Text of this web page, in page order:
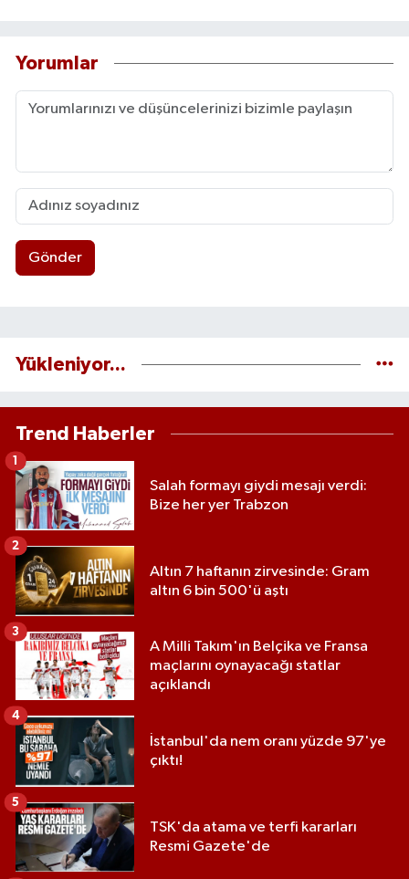
Yorumlar
Gönder
Yükleniyor...
Trend Haberler
Salah formayı giydi mesajı verdi:
Bize her yer Trabzon
1
Altın 7 haftanın zirvesinde: Gram
altın 6 bin 500'ü aştı
2
A Milli Takım'ın Belçika ve Fransa
maçlarını oynayacağı statlar
açıklandı
3
İstanbul'da nem oranı yüzde 97'ye
çıktı!
4
TSK'da atama ve terfi kararları
Resmi Gazete'de
5